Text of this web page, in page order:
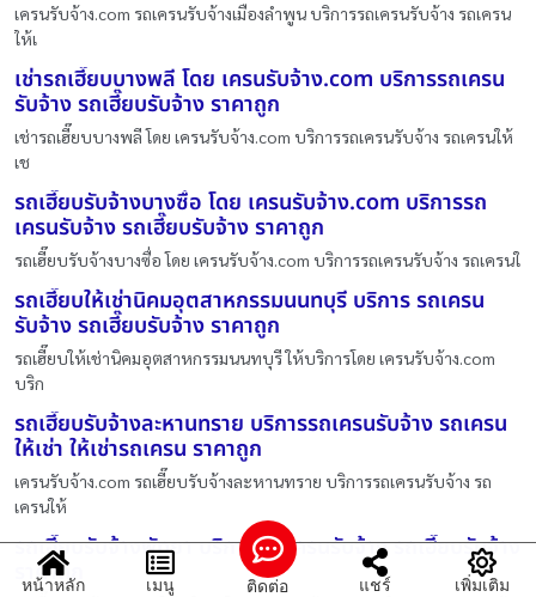
เครนรับจ้าง.com รถเครนรับจ้างเมืองลำพูน บริการรถเครนรับจ้าง รถเครน
ให้เ
เช่ารถเฮี๊ยบบางพลี โดย เครนรับจ้าง.com บริการรถเครน
รับจ้าง รถเฮี๊ยบรับจ้าง ราคาถูก
เช่ารถเฮี๊ยบบางพลี โดย เครนรับจ้าง.com บริการรถเครนรับจ้าง รถเครนให้
เช
รถเฮี๊ยบรับจ้างบางซื่อ โดย เครนรับจ้าง.com บริการรถ
เครนรับจ้าง รถเฮี๊ยบรับจ้าง ราคาถูก
รถเฮี๊ยบรับจ้างบางซื่อ โดย เครนรับจ้าง.com บริการรถเครนรับจ้าง รถเครนใ
รถเฮี๊ยบให้เช่านิคมอุตสาหกรรมนนทบุรี บริการ รถเครน
รับจ้าง รถเฮี๊ยบรับจ้าง ราคาถูก
รถเฮี๊ยบให้เช่านิคมอุตสาหกรรมนนทบุรี ให้บริการโดย เครนรับจ้าง.com
บริก
รถเฮี๊ยบรับจ้างละหานทราย บริการรถเครนรับจ้าง รถเครน
ให้เช่า ให้เช่ารถเครน ราคาถูก
เครนรับจ้าง.com รถเฮี๊ยบรับจ้างละหานทราย บริการรถเครนรับจ้าง รถ
เครนให้
รถเฮี๊ยบรับจ้างพัทยา บริการ รถเครนรับจ้าง รถเฮี๊ยบรับจ้าง
ราคาถูก
หน้าหลัก เมนู ติดต่อ แชร์ เพิ่มเติม